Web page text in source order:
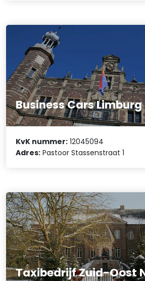
Business Cars Limburg
KvK nummer: 12045094
Adres: Pastoor Stassenstraat 1
Taxibedrijf Zuid-Oost